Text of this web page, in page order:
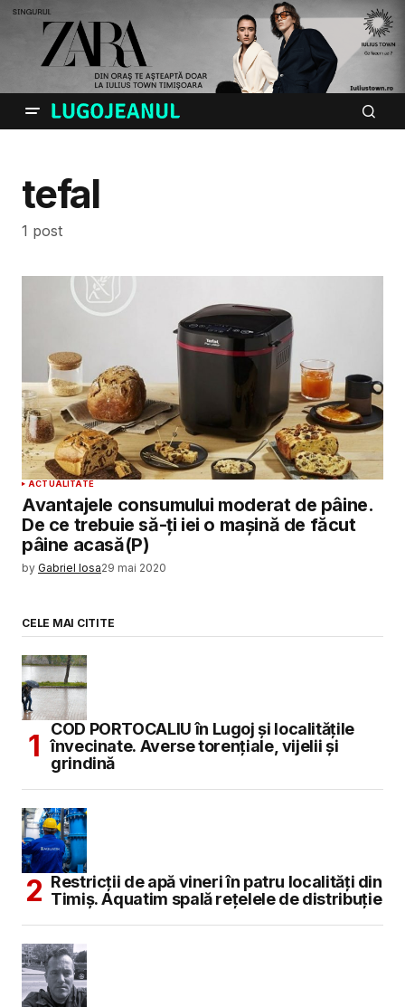
tefal
1 post
ACTUALITATE
Avantajele consumului moderat de pâine.
De ce trebuie să-ți iei o mașină de făcut
pâine acasă(P)
by Gabriel Iosa29 mai 2020
CELE MAI CITITE
COD PORTOCALIU în Lugoj și localitățile
învecinate. Averse torențiale, vijelii și
grindină
Restricții de apă vineri în patru localități din
Timiș. Aquatim spală rețelele de distribuție